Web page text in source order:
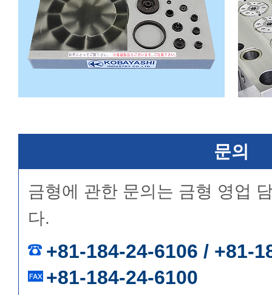
문의
금형에 관한 문의는 금형 영업
다.
+81-184-24-6106 / +81-
+81-184-24-6100